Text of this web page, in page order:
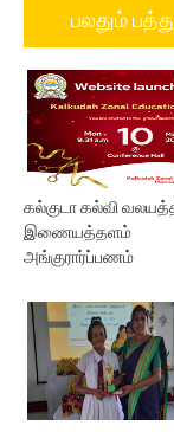
பலதும்
கல்குடா கல்வி
இணையத்தளம்
அங்குரார்ப்பணம்